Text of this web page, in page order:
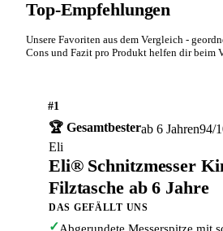
Top-Empfehlungen
Unsere Favoriten aus dem Vergleich -
Cons und Fazit pro Produkt helfen dir beim
#1
🏆 Gesamtbesterab 6 Jahren94/
Eli
Eli® Schnitzmesser
Filztasche ab 6 Jahre
DAS GEFÄLLT UNS
✓